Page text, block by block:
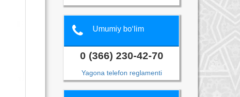
Umumiy bo‘lim
0 (366) 230-42-70
Yagona telefon reglamenti